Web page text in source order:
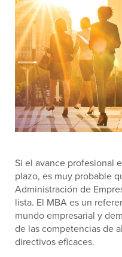
Si el avance profesional
plazo, es muy probable
Administración de
lista. El MBA es un
mundo empresarial y
de las competencias de
directivos eficaces.